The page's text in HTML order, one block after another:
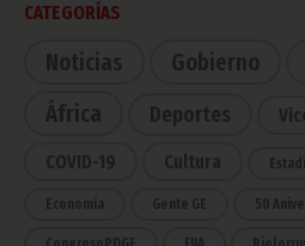
CATEGORÍAS
Noticias Gobierno
África
Deportes
COVID-19 Cultura
Economía Gente GE 50